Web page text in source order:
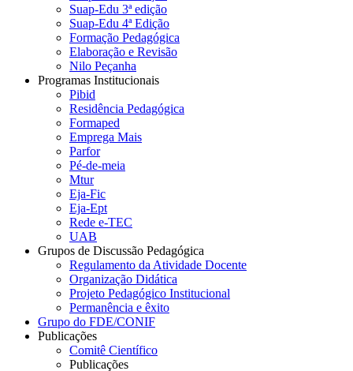
Suap-Edu 3ª edição
Suap-Edu 4ª Edição
Formação Pedagógica
Elaboração e Revisão
Nilo Peçanha
Programas Institucionais
Pibid
Residência Pedagógica
Formaped
Emprega Mais
Parfor
Pé-de-meia
Mtur
Eja-Fic
Eja-Ept
Rede e-TEC
UAB
Grupos de Discussão Pedagógica
Regulamento da Atividade Docente
Organização Didática
Projeto Pedagógico Institucional
Permanência e êxito
Grupo do FDE/CONIF
Publicações
Comitê Científico
Publicações